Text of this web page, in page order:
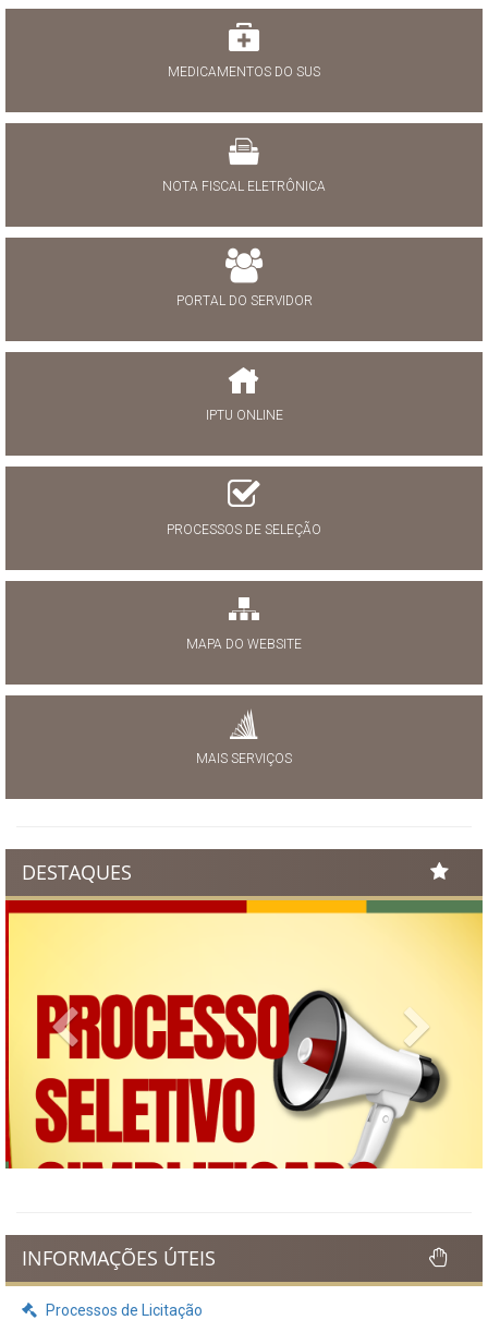
MEDICAMENTOS DO SUS
NOTA FISCAL ELETRÔNICA
PORTAL DO SERVIDOR
IPTU ONLINE
PROCESSOS DE SELEÇÃO
MAPA DO WEBSITE
MAIS SERVIÇOS
DESTAQUES
Previous Next